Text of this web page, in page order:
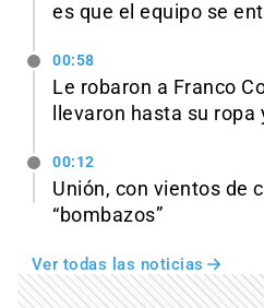
es que el equipo se
00:58
Le robaron a Franco
llevaron hasta su
00:12
Unión, con vientos de
“bombazos”
Ver todas las noticias